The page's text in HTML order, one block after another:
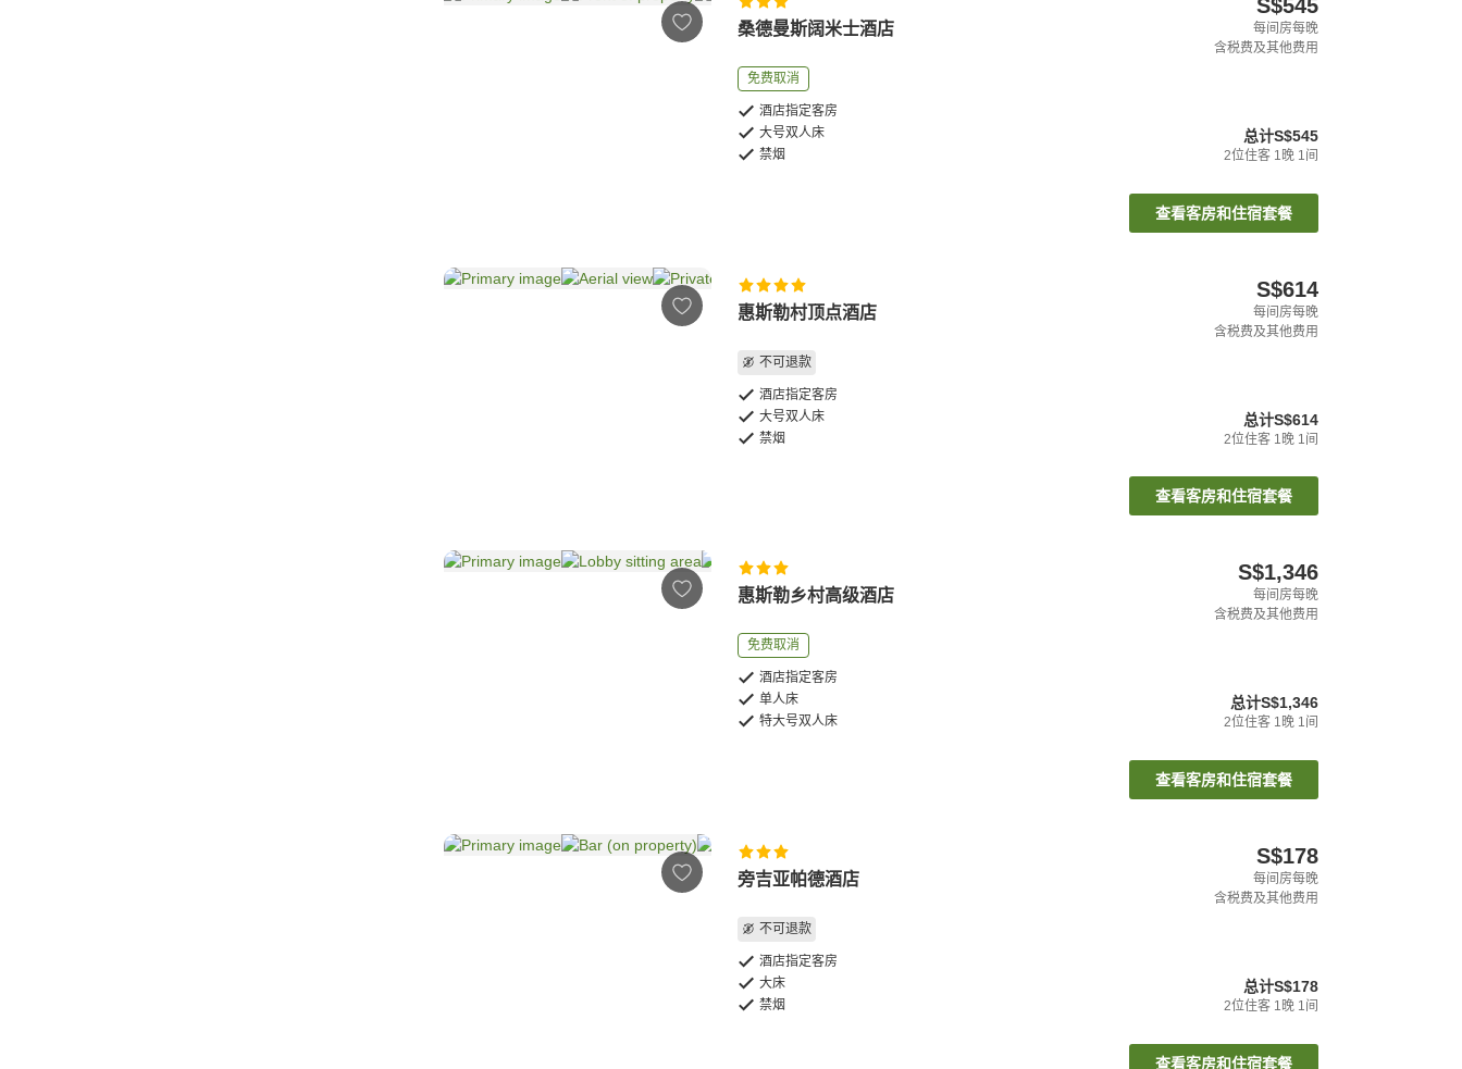
桑德曼斯阔米士酒店
免费取消
酒店指定客房
大号双人床
禁烟
S$545
每间房每晚
含税费及其他费用
总计S$545
2位住客 1晚 1间
查看客房和住宿套餐
惠斯勒村顶点酒店
不可退款
酒店指定客房
大号双人床
禁烟
S$614
每间房每晚
含税费及其他费用
总计S$614
2位住客 1 晚 1 间
查看客房和住宿套餐
惠斯勒乡村高级酒店
免费取消
酒店指定客房
单人床
特大号双人床
S$1,346
每间房每晚
含税费及其他费用
总计S$1,346
2位住客 1晚 1间
查看客房和住宿套餐
旁吉亚帕德酒店
不可退款
酒店指定客房
大床
禁烟
S$178
每间房每晚
含税费及其他费用
总计S$178
2位住客 1晚 1间
查看客房和住宿套餐